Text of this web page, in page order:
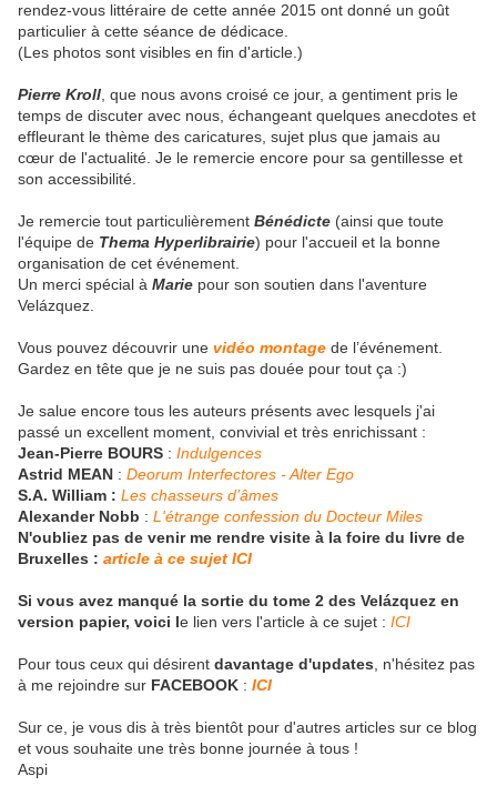
rendez-vous littéraire de cette année 2015 ont donné un goût
particulier à cette séance de dédicace.
(Les photos sont visibles en fin d'article.)
Pierre Kroll , que nous avons croisé ce jour, a gentiment pris le
temps de discuter avec nous, échangeant quelques anecdotes et
effleurant le thème des caricatures, sujet plus que jamais au
cœur de l'actualité. Je le remercie encore pour sa gentillesse et
son accessibilité.
Je remercie tout particulièrement Bénédicte (ainsi que toute
l'équipe de Thema Hyperlibrairie) pour l'accueil et la bonne
organisation de cet événement.
Un merci spécial à Marie pour son soutien dans l'aventure
Velázquez.
Vous pouvez découvrir une vidéo montage de l’événement.
Gardez en tête que je ne suis pas douée pour tout ça :)
Je salue encore tous les auteurs présents avec lesquels j'ai
passé un excellent moment, convivial et très enrichissant :
Jean-Pierre BOURS : Indulgences
Astrid MEAN : Deorum Interfectores - Alter Ego
S.A. William : Les chasseurs d’âmes
Alexander Nobb : L'étrange confession du Docteur Miles
N'oubliez pas de venir me rendre visite à la foire du livre de
Bruxelles : article à ce sujet ICI
Si vous avez manqué la sortie du tome 2 des Velázquez en
version papier, voici le lien vers l'article à ce sujet : ICI
Pour tous ceux qui désirent davantage d'updates , n'hésitez pas
à me rejoindre sur FACEBOOK : ICI
Sur ce, je vous dis à très bientôt pour d'autres articles sur ce blog
et vous souhaite une très bonne journée à tous !
Aspi